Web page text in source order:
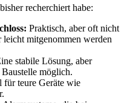
recherchiert habe:
Praktisch, aber oft nicht
mitgenommen werden
stabile Lösung, aber
möglich.
für teure Geräte wie